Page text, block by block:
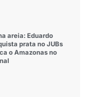
areia: Eduardo
prata no JUBs
o Amazonas no